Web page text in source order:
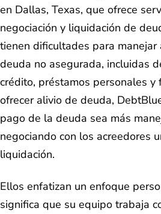
en Dallas, Texas, que ofrece
negociación y liquidación de
tienen dificultades para
deuda no asegurada, incluidas
crédito, préstamos personales y
ofrecer alivio de deuda,
pago de la deuda sea más
negociando con los acreedores
liquidación.
Ellos enfatizan un enfoque
significa que su equipo trabaja